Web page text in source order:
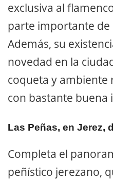
exclusiva al
parte importante
Además, su
novedad en la
coqueta y ambiente
con bastante buena
Las Peñas, en Jerez,
Completa el
peñístico jerezano,